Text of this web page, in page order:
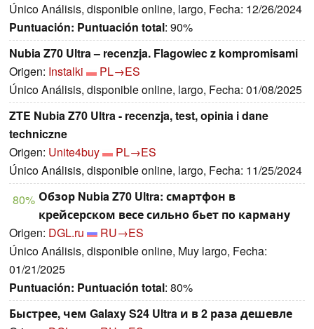
Único Análisis, disponible online, largo, Fecha: 12/26/2024
Puntuación: Puntuación total: 90%
Nubia Z70 Ultra – recenzja. Flagowiec z kompromisami
Origen: Instalki
PL→ES
Único Análisis, disponible online, largo, Fecha: 01/08/2025
ZTE Nubia Z70 Ultra - recenzja, test, opinia i dane
techniczne
Origen: Unite4buy
PL→ES
Único Análisis, disponible online, largo, Fecha: 11/25/2024
80% Обзор Nubia Z70 Ultra: смартфон в
крейсерском весе сильно бьет по карману
Origen: DGL.ru
RU→ES
Único Análisis, disponible online, Muy largo, Fecha:
01/21/2025
Puntuación: Puntuación total: 80%
Быстрее, чем Galaxy S24 Ultra и в 2 раза дешевле